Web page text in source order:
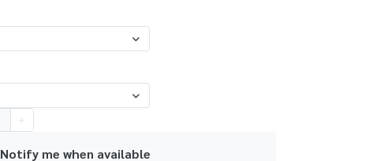
Notify me when available